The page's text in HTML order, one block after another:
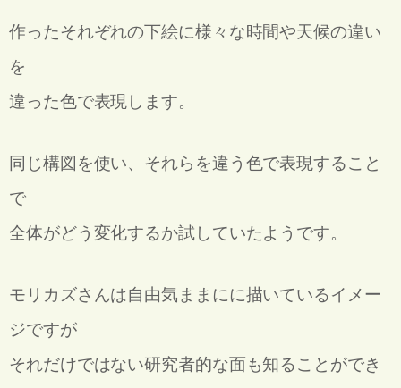
作ったそれぞれの下絵に様々な時間や天候の違い
を
違った色で表現します。
同じ構図を使い、それらを違う色で表現すること
で
全体がどう変化するか試していたようです。
モリカズさんは自由気ままにに描いているイメー
ジですが
それだけではない研究者的な面も知ることができ